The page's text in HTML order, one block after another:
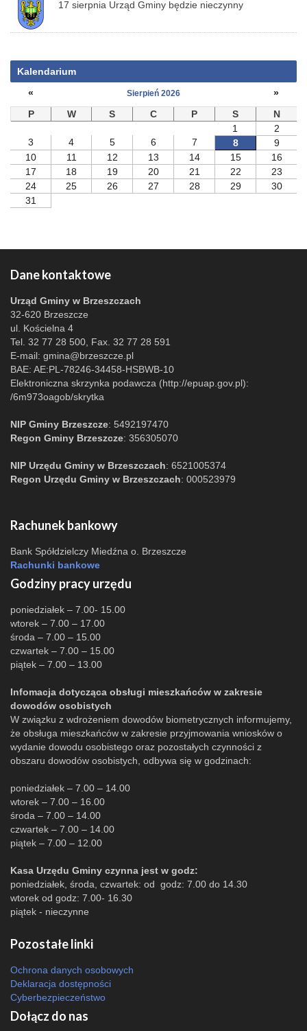
17 sierpnia Urząd Gminy będzie nieczynny
Kalendarium
«
Sierpień 2026
»
P
W S C P S
N
1
2
3
4 5 6 7 8
9
10
11 12 13 14 15
16
17
18 19 20 21 22
23
24
25 26 27 28 29
30
31
Dane kontaktowe
Urząd Gminy w Brzeszczach
32-620 Brzeszcze
ul. Kościelna 4
Tel. 32 77 28 500, Fax. 32 77 28 591
E-mail: gmina@brzeszcze.pl
BAE: AE:PL-78246-34458-HSBWB-10
Elektroniczna skrzynka podawcza (http://epuap.gov.pl):
/6m973oagob/skrytka
NIP Gminy Brzeszcze: 5492197470
Regon Gminy Brzeszcze: 356305070
NIP Urzędu Gminy w Brzeszczach: 6521005374
Regon Urzędu Gminy w Brzeszczach: 000523979
Rachunek bankowy
Bank Spółdzielczy Miedźna o. Brzeszcze
Rachunki bankowe
Godziny pracy urzędu
poniedziałek – 7.00- 15.00
wtorek – 7.00 – 17.00
środa – 7.00 – 15.00
czwartek – 7.00 – 15.00
piątek – 7.00 – 13.00
Infomacja dotycząca obsługi mieszkańców w zakresie
dowodów osobistych
W związku z wdrożeniem dowodów biometrycznych informujemy,
że obsługa mieszkańców w zakresie przyjmowania wniosków o
wydanie dowodu osobistego oraz pozostałych czynności z
obszaru dowodów osobistych, odbywa się w godzinach:
poniedziałek – 7.00 – 14.00
wtorek – 7.00 – 16.00
środa – 7.00 – 14.00
czwartek – 7.00 – 14.00
piątek – 7.00 – 12.00
Kasa Urzędu Gminy czynna jest w godz:
poniedziałek, środa, czwartek: od godz: 7.00 do 14.30
wtorek od godz: 7.00- 16.30
piątek - nieczynne
Pozostałe linki
Ochrona danych osobowych
Deklaracja dostępności
Cyberbezpieczeństwo
Dołącz do nas